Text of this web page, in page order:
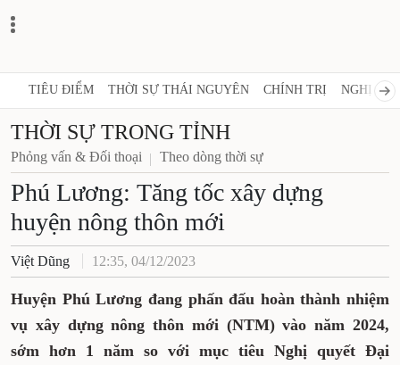
TIÊU ĐIỂM THỜI SỰ THÁI NGUYÊN CHÍNH TRỊ NGHỊ
THỜI SỰ TRONG TỈNH
Phỏng vấn & Đối thoại Theo dòng thời sự
Phú Lương: Tăng tốc xây dựng
huyện nông thôn mới
Việt Dũng 12:35, 04/12/2023
Huyện Phú Lương đang phấn đấu hoàn thành
nhiệm vụ xây dựng nông thôn mới (NTM) vào
năm 2024, sớm hơn 1 năm so với mục tiêu